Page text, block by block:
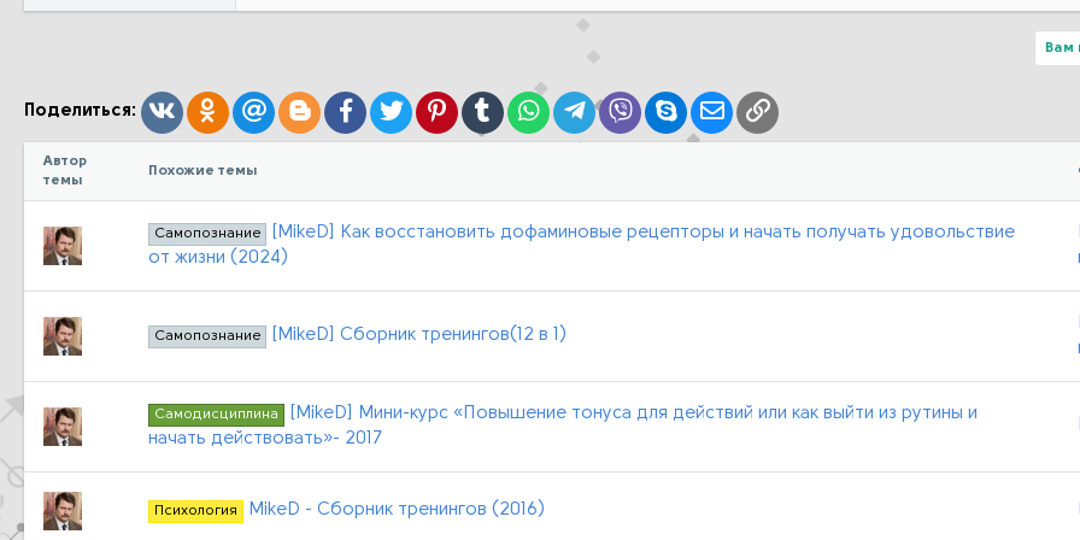
Вам
Поделиться: ВконтактеОдноклассники
Mail.ruBloggerFacebook
TwitterPinterestTumblrWhatsAppTelegram
Viber SkypeЭлектронная почта
Ссылка
Автор
темы
Похожие темы
Самопознание
[MikeD] Как восстановить дофаминовые рецепторы и начать получать удовольствие
от жизни (2024)
Самопознание [MikeD] Сборник тренингов(12 в 1)
Самодисциплина
[MikeD] Мини-курс «Повышение тонуса для действий или как выйти из рутины и
начать действовать»- 2017
Психология MikeD - Сборник тренингов (2016)